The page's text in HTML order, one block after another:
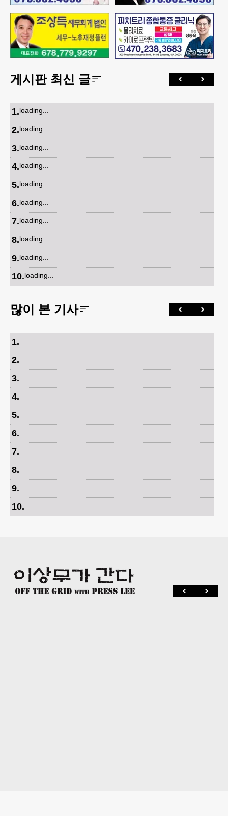
게시판 최신 글
1.loading...
2.loading...
3.loading...
4.loading...
5.loading...
6.loading...
7.loading...
8.loading...
9.loading...
10.loading...
많이 본 기사
1.
2.
3.
4.
5.
6.
7.
8.
9.
10.